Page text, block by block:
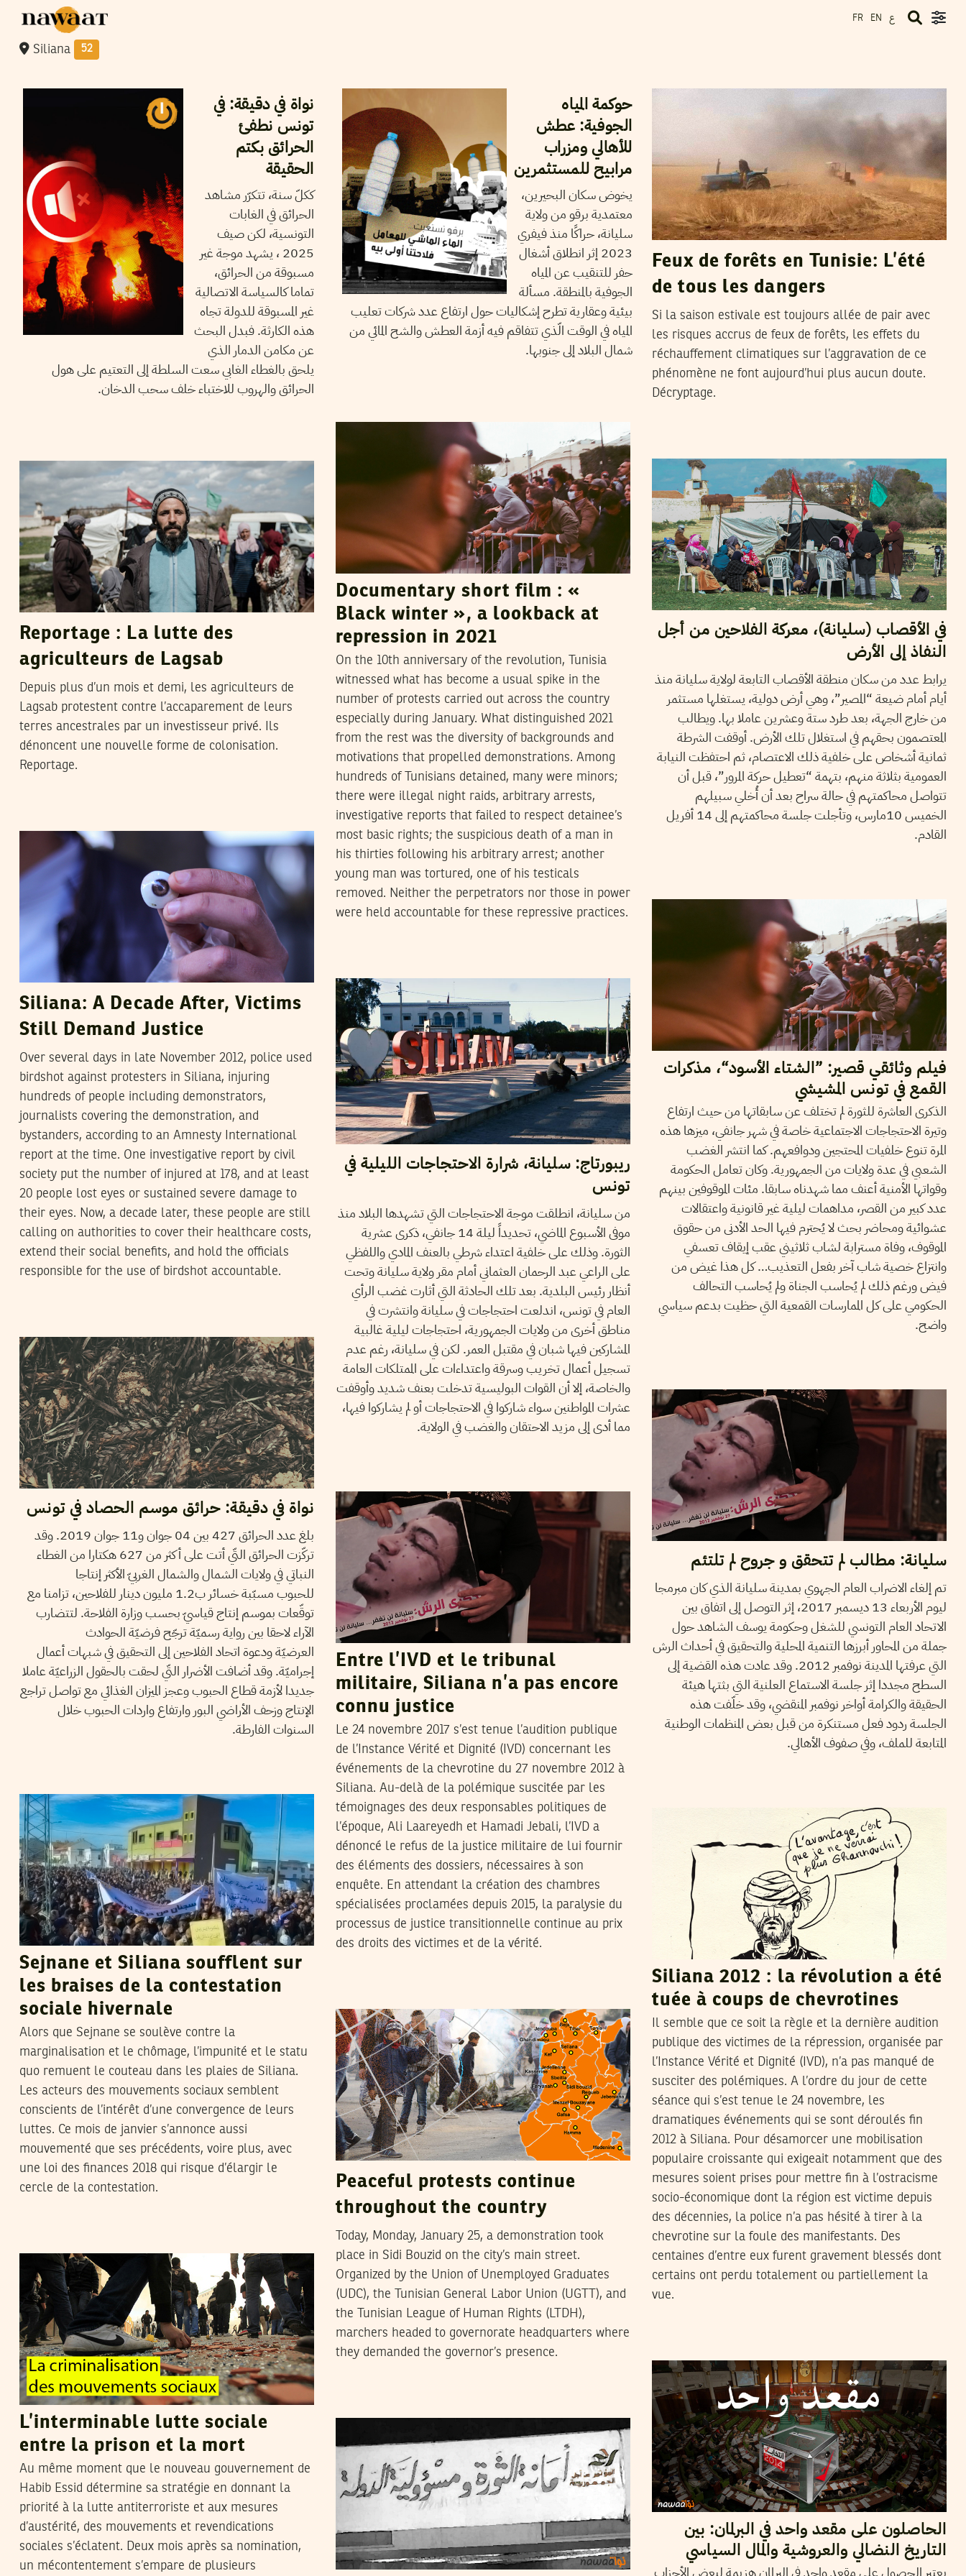
FR EN ع
Siliana 52
نواة في دقيقة: في
تونس نطفئ
الحرائق بكتم
الحقيقة
ككلّ سنة، تتكرّر مشاهد
الحرائق في الغابات
التونسية، لكن صيف
2025 ، يشهد موجة غير
مسبوقة من الحرائق،
تماما كالسياسة الاتصالية
غير المسبوقة للدولة تجاه
هذه الكارثة. فبدل البحث
عن مكامن الدمار الذي
يلحق بالغطاء الغابي سعت السلطة إلى التعتيم على هول
الحرائق والهروب للاختباء خلف سحب الدخان.
حوكمة المياه
الجوفية: عطش
للأهالي ومزراب
مرابيح للمستثمرين
يخوض سكان البحيرين،
معتمدية برقو من ولاية
سليانة، حراكًا منذ فيفري
2023 إثر انطلاق أشغال
حفر للتنقيب عن المياه
الجوفية بالمنطقة. مسألة
بيئية وعقارية تطرح إشكاليات حول ارتفاع عدد شركات تعليب
المياه في الوقت الّذي تتفاقم فيه أزمة العطش والشح المائي من
شمال البلاد إلى جنوبها.
Feux de forêts en Tunisie: L’été
de tous les dangers
Si la saison estivale est toujours allée de pair avec
les risques accrus de feux de forêts, les effets du
réchauffement climatiques sur l’aggravation de ce
phénomène ne font aujourd’hui plus aucun doute.
Décryptage.
Documentary short film : «
Black winter », a lookback at
repression in 2021
On the 10th anniversary of the revolution, Tunisia
witnessed what has become a usual spike in the
number of protests carried out across the country
especially during January. What distinguished 2021
from the rest was the diversity of backgrounds and
motivations that propelled demonstrations. Among
hundreds of Tunisians detained, many were minors;
there were illegal night raids, arbitrary arrests,
investigative reports that failed to respect detainee’s
most basic rights; the suspicious death of a man in
his thirties following his arbitrary arrest; another
young man was tortured, one of his testicals
removed. Neither the perpetrators nor those in power
were held accountable for these repressive practices.
في الأقصاب (سليانة)، معركة الفلاحين من أجل
النفاذ إلى الأرض
يرابط عدد من سكان منطقة الأقصاب التابعة لولاية سليانة منذ
أيام أمام ضيعة “المصير”، وهي أرض دولية، يستغلها مستثمر
من خارج الجهة، بعد طرد ستة وعشرين عاملا بها. ويطالب
المعتصمون بحقهم في استغلال تلك الأرض. أوقفت الشرطة
ثمانية أشخاص على خلفية ذلك الاعتصام، ثم احتفظت النيابة
العمومية بثلاثة منهم، بتهمة “تعطيل حركة المرور”، قبل أن
تتواصل محاكمتهم في حالة سراح بعد أن أُخلي سبيلهم
الخميس 10مارس، وتأجلت جلسة محاكمتهم إلى 14 أفريل
القادم.
Reportage : La lutte des
agriculteurs de Lagsab
Depuis plus d’un mois et demi, les agriculteurs de
Lagsab protestent contre l’accaparement de leurs
terres ancestrales par un investisseur privé. Ils
dénoncent une nouvelle forme de colonisation.
Reportage.
Siliana: A Decade After, Victims
Still Demand Justice
Over several days in late November 2012, police used
birdshot against protesters in Siliana, injuring
hundreds of people including demonstrators,
journalists covering the demonstration, and
bystanders, according to an Amnesty International
report at the time. One investigative report by civil
society put the number of injured at 178, and at least
20 people lost eyes or sustained severe damage to
their eyes. Now, a decade later, these people are still
calling on authorities to cover their healthcare costs,
extend their social benefits, and hold the officials
responsible for the use of birdshot accountable.
فيلم وثائقي قصير: ”الشتاء الأسود“، مذكرات
القمع في تونس المشيشي
الذكرى العاشرة للثورة لم تختلف عن سابقاتها من حيث ارتفاع
وتيرة الاحتجاجات الاجتماعية خاصة في شهر جانفي، ميزها هذه
المرة تنوع خلفيات المحتجين ودوافعهم. كما انتشر الغضب
الشعبي في عدة ولايات من الجمهورية. وكان تعامل الحكومة
وقواتها الأمنية أعنف مما شهدناه سابقا. مئات الموقوفين بينهم
عدد كبير من القصر، مداهمات ليلية غير قانونية واعتقالات
عشوائية ومحاضر بحث لا يُحترم فيها الحد الأدنى من حقوق
الموقوف، وفاة مسترابة لشاب ثلاثيني عقب إيقاف تعسفي
وانتزاع خصية شاب آخر بفعل التعذيب… كل هذا غيض من
فيض ورغم ذلك لم يُحاسب الجناة ولم يُحاسب التحالف
الحكومي على كل الممارسات القمعية التي حظيت بدعم سياسي
واضح.
ريبورتاج: سليانة، شرارة الاحتجاجات الليلية في
تونس
من سليانة، انطلقت موجة الاحتجاجات التي تشهدها البلاد منذ
موفى الأسبوع الماضي، تحديداً ليلة 14 جانفي، ذكرى عشرية
الثورة. وذلك على خلفية اعتداء شرطي بالعنف المادي واللفظي
على الراعي عبد الرحمان العثماني أمام مقر ولاية سليانة وتحت
أنظار رئيس البلدية. بعد تلك الحادثة التي أثارت غضب الرأي
العام في تونس، اندلعت احتجاجات في سليانة وانتشرت في
مناطق أخرى من ولايات الجمهورية، احتجاجات ليلية غالبية
المشاركين فيها شبان في مقتبل العمر. لكن في سليانة، رغم عدم
تسجيل أعمال تخريب وسرقة واعتداءات على الممتلكات العامة
والخاصة، إلا أن القوات البوليسية تدخلت بعنف شديد وأوقفت
عشرات المواطنين سواء شاركوا في الاحتجاجات أو لم يشاركوا فيها،
مما أدى إلى مزيد الاحتقان والغضب في الولاية.
نواة في دقيقة: حرائق موسم الحصاد في تونس
بلغ عدد الحرائق 427 بين 04 جوان و11 جوان 2019. وقد
تركّزت الحرائق التّي أتت على أكثر من 627 هكتارا من الغطاء
النباتي في ولايات الشمال والشمال الغربيّ الأكثر إنتاجا
للحبوب مسبّبة خسائر ب1.2 مليون دينار للفلاحين، تزامنا مع
توقّعات بموسم إنتاج قياسيّ بحسب وزارة الفلاحة. لتتضارب
الآراء لاحقا بين رواية رسميّة ترجّح فرضيّة الحوادث
العرضيّة ودعوة اتحاد الفلاحين إلى التحقيق في شبهات أعمال
إجراميّة. وقد أضافت الأضرار التّي لحقت بالحقول الزراعيّة عاملا
جديدا لأزمة قطاع الحبوب وعجز الميزان الغذائي مع تواصل تراجع
الإنتاج وزحف الأراضي البور وارتفاع واردات الحبوب خلال
السنوات الفارطة.
سليانة: مطالب لم تتحقق و جروح لم تلتئم
تم إلغاء الاضراب العام الجهوي بمدينة سليانة الذي كان مبرمجا
ليوم الأربعاء 13 ديسمبر 2017، إثر التوصل إلى اتفاق بين
الاتحاد العام التونسي للشغل وحكومة يوسف الشاهد حول
جملة من المحاور أبرزها التنمية المحلية والتحقيق في أحداث الرش
التي عرفتها المدينة نوفمبر 2012. وقد عادت هذه القضية إلى
السطح مجددا إثر جلسة الاستماع العلنية التي بثتها هيئة
الحقيقة والكرامة أواخر نوفمبر المنقضي، وقد خلّفت هذه
الجلسة ردود فعل مستنكرة من قبل بعض المنظمات الوطنية
المتابعة للملف، وفي صفوف الأهالي.
Entre l’IVD et le tribunal
militaire, Siliana n’a pas encore
connu justice
Le 24 novembre 2017 s’est tenue l’audition publique
de l’Instance Vérité et Dignité (IVD) concernant les
événements de la chevrotine du 27 novembre 2012 à
Siliana. Au-delà de la polémique suscitée par les
témoignages des deux responsables politiques de
l’époque, Ali Laareyedh et Hamadi Jebali, l’IVD a
dénoncé le refus de la justice militaire de lui fournir
des éléments des dossiers, nécessaires à son
enquête. En attendant la création des chambres
spécialisées proclamées depuis 2015, la paralysie du
processus de justice transitionnelle continue au prix
des droits des victimes et de la vérité.
Sejnane et Siliana soufflent sur
les braises de la contestation
sociale hivernale
Alors que Sejnane se soulève contre la
marginalisation et le chômage, l’impunité et le statu
quo remuent le couteau dans les plaies de Siliana.
Les acteurs des mouvements sociaux semblent
conscients de l’intérêt d’une convergence de leurs
luttes. Ce mois de janvier s’annonce aussi
mouvementé que ses précédents, voire plus, avec
une loi des finances 2018 qui risque d’élargir le
cercle de la contestation.
Siliana 2012 : la révolution a été
tuée à coups de chevrotines
Il semble que ce soit la règle et la dernière audition
publique des victimes de la répression, organisée par
l’Instance Vérité et Dignité (IVD), n’a pas manqué de
susciter des polémiques. A l’ordre du jour de cette
séance qui s’est tenue le 24 novembre, les
dramatiques événements qui se sont déroulés fin
2012 à Siliana. Pour désamorcer une mobilisation
populaire croissante qui exigeait notamment que des
mesures soient prises pour mettre fin à l’ostracisme
socio-économique dont la région est victime depuis
des décennies, la police n’a pas hésité à tirer à la
chevrotine sur la foule des manifestants. Des
centaines d’entre eux furent gravement blessés dont
certains ont perdu totalement ou partiellement la
vue.
Peaceful protests continue
throughout the country
Today, Monday, January 25, a demonstration took
place in Sidi Bouzid on the city’s main street.
Organized by the Union of Unemployed Graduates
(UDC), the Tunisian General Labor Union (UGTT), and
the Tunisian League of Human Rights (LTDH),
marchers headed to governorate headquarters where
they demanded the governor’s presence.
L’interminable lutte sociale
entre la prison et la mort
Au même moment que le nouveau gouvernement de
Habib Essid détermine sa stratégie en donnant la
priorité à la lutte antiterroriste et aux mesures
d’austérité, des mouvements et revendications
sociales s’éclatent. Deux mois après sa nomination,
un mécontentement s’empare de plusieurs
الحاصلون على مقعد واحد في البرلمان: بين
التاريخ النضالي والعروشية والمال السياسي
يعتبر الحصول على مقعد واحد في البرلمان هزيمة لبعض الأحزاب